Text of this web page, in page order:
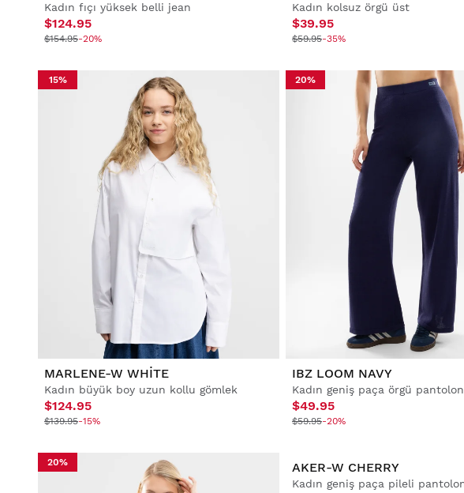
Kadın fıçı yüksek belli jean
$124.95
$154.95-20%
Kadın kolsuz örgü üst
$39.95
$59.95-35%
15%
MARLENE-W WHITE
Kadın büyük boy uzun kollu gömlek
$124.95
$139.95-15%
20%
IBZ LOOM NAVY
Kadın geniş paça örgü pantolon
$49.95
$59.95-20%
20%